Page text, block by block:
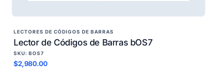
LECTORES DE CÓDIGOS DE BARRAS
Lector de Códigos de Barras bOS7
SKU: BOS7
$2,980.00